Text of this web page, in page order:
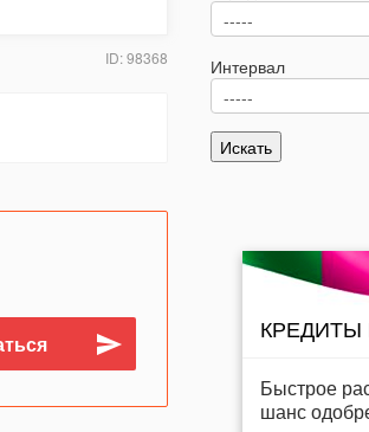
ID: 98368 Интервал
Быстрое
шанс